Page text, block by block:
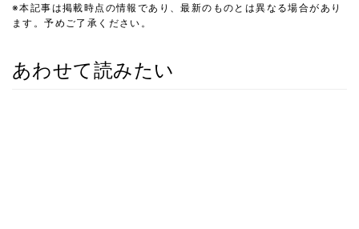
※本記事は掲載時点の情報であり、最新のものとは異なる場合があり
ます。予めご了承ください。
あわせて読みたい